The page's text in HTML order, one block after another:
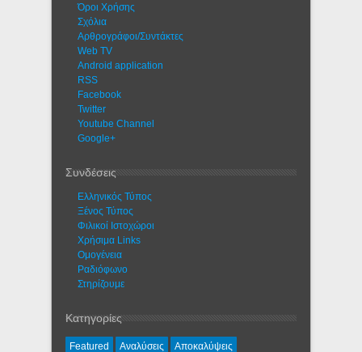
Όροι Χρήσης
Σχόλια
Αρθρογράφοι/Συντάκτες
Web TV
Android application
RSS
Facebook
Twitter
Youtube Channel
Google+
Συνδέσεις
Ελληνικός Τύπος
Ξένος Τύπος
Φιλικοί Ιστοχώροι
Χρήσιμα Links
Ομογένεια
Ραδιόφωνο
Στηρίζουμε
Κατηγορίες
Featured Αναλύσεις Αποκαλύψεις